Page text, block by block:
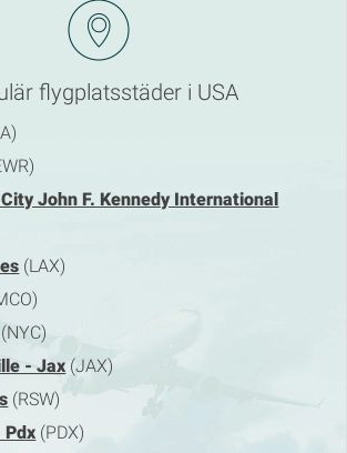
flygplatsstäder i USA
John F. Kennedy International
(LAX)
(NYC)
- Jax (JAX)
(RSW)
Pdx (PDX)